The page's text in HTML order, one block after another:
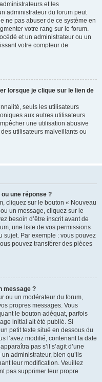
et les
administrateur du forum peut
ne pas abuser de ce système en
votre rang sur le forum.
et un administrateur ou un
votre compteur de
lorsque je clique sur le lien de
seuls les utilisateurs
aux autres utilisateurs
une utilisation abusive
utilisateurs malveillants ou
une réponse ?
cliquez sur le bouton « Nouveau
un message, cliquez sur le
besoin d’être inscrit avant de
une liste de vos permissions
sujet. Par exemple : vous pouvez
pouvez transférer des pièces
message ?
ou un modérateur du forum,
propres messages. Vous
le bouton adéquat, parfois
initial ait été publié. Si
petit texte situé en dessous du
l’avez modifié, contenant la date
pas s’il s’agit d’une
administrateur, bien qu’ils
leur modification. Veuillez
pas supprimer leur propre